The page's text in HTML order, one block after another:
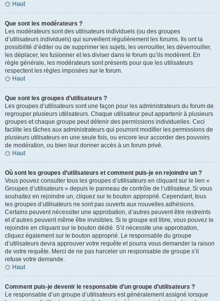
Haut
Que sont les modérateurs ?
Les modérateurs sont des utilisateurs individuels (ou des groupes
d’utilisateurs individuels) qui surveillent régulièrement les forums. Ils ont la
possibilité d’éditer ou de supprimer les sujets, les verrouiller, les déverrouiller,
les déplacer, les fusionner et les diviser dans le forum qu’ils modèrent. En
règle générale, les modérateurs sont présents pour que les utilisateurs
respectent les règles imposées sur le forum.
Haut
Que sont les groupes d’utilisateurs ?
Les groupes d’utilisateurs sont une façon pour les administrateurs du forum de
regrouper plusieurs utilisateurs. Chaque utilisateur peut appartenir à plusieurs
groupes et chaque groupe peut détenir des permissions individuelles. Ceci
facilite les tâches aux administrateurs qui pourront modifier les permissions de
plusieurs utilisateurs en une seule fois, ou encore leur accorder des pouvoirs
de modération, ou bien leur donner accès à un forum privé.
Haut
Où sont les groupes d’utilisateurs et comment puis-je en rejoindre un ?
Vous pouvez consulter tous les groupes d’utilisateurs en cliquant sur le lien «
Groupes d’utilisateurs » depuis le panneau de contrôle de l’utilisateur. Si vous
souhaitez en rejoindre un, cliquez sur le bouton approprié. Cependant, tous
les groupes d’utilisateurs ne sont pas ouverts aux nouvelles adhésions.
Certains peuvent nécessiter une approbation, d’autres peuvent être restreints
et d’autres peuvent même être invisibles. Si le groupe est libre, vous pouvez le
rejoindre en cliquant sur le bouton dédié. S’il nécessite une approbation,
cliquez également sur le bouton approprié. Le responsable du groupe
d’utilisateurs devra approuver votre requête et pourra vous demander la raison
de votre requête. Merci de ne pas harceler un responsable de groupe s’il
refuse votre demande.
Haut
Comment puis-je devenir le responsable d’un groupe d’utilisateurs ?
Le responsable d’un groupe d’utilisateurs est généralement assigné lorsque